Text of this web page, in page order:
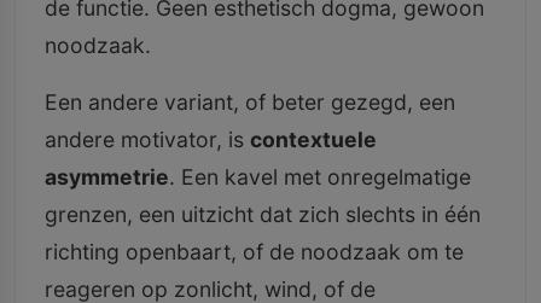
de functie. Geen esthetisch dogma, gewoon
noodzaak.
Een andere variant, of beter gezegd, een
andere motivator, is contextuele
asymmetrie. Een kavel met onregelmatige
grenzen, een uitzicht dat zich slechts in één
richting openbaart, of de noodzaak om te
reageren op zonlicht, wind, of de